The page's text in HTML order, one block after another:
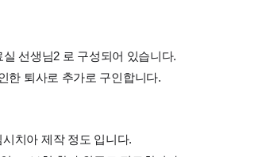
선생님2 로 구성되어 있습니다.
한 퇴사로 추가로 구인합니다.
치아 제작 정도 입니다.